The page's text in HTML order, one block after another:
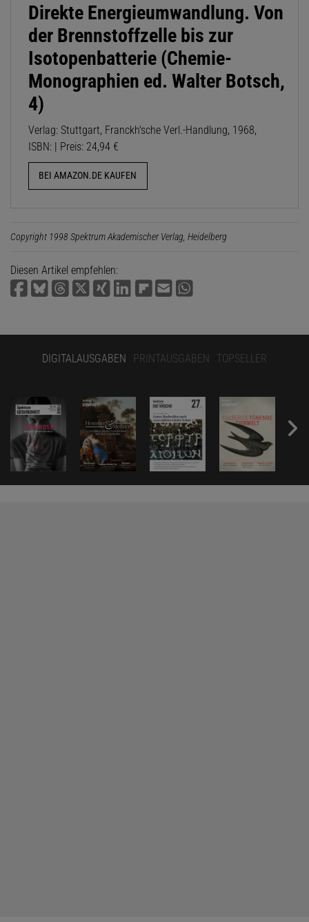
Direkte Energieumwandlung. Von
der Brennstoffzelle bis zur
Isotopenbatterie (Chemie-
Monographien ed. Walter Botsch,
4)
Verlag: Stuttgart, Franckh'sche Verl.-Handlung, 1968,
ISBN: | Preis: 24,94 €
BEI AMAZON.DE KAUFEN
Copyright 1998 Spektrum Akademischer Verlag, Heidelberg
Diesen Artikel empfehlen:
DIGITALAUSGABEN PRINTAUSGABEN TOPSELLER